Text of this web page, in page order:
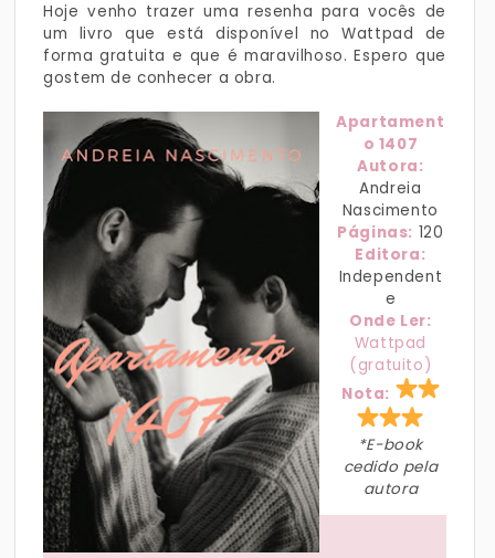
Hoje venho trazer uma resenha para vocês de
um livro que está disponível no Wattpad de
forma gratuita e que é maravilhoso. Espero que
gostem de conhecer a obra.
Apartament
o 1407
Autora:
Andreia
Nascimento
Páginas: 120
Editora:
Independent
e
Onde Ler:
Wattpad
(gratuito)
Nota:
*E-book
cedido pela
autora